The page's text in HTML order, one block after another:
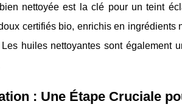
nettoyée est la clé pour un teint
certifiés bio, enrichis en
Les huiles nettoyantes sont également
: Une Étape Cruciale